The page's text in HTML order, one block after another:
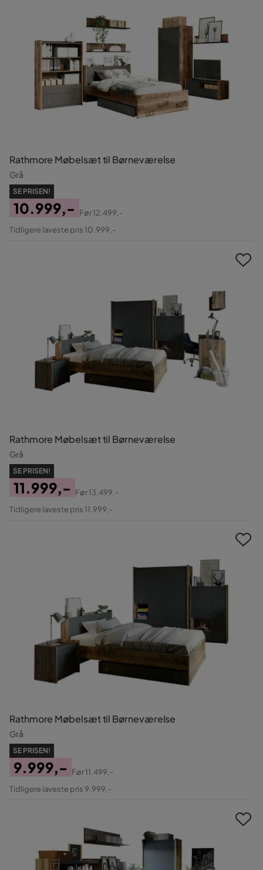
Rathmore Møbelsæt til Børneværelse
Grå
SE PRISEN!
Pris
10.999,-
Original
Før12.499,-
Tidligere laveste pris 10.999,-
Rathmore Møbelsæt til Børneværelse
Grå
SE PRISEN!
Pris
11.999,-
Original
Før13.499,-
Tidligere laveste pris 11.999,-
Rathmore Møbelsæt til Børneværelse
Grå
SE PRISEN!
Pris
9.999,-
Original
Før11.499,-
Tidligere laveste pris 9.999,-